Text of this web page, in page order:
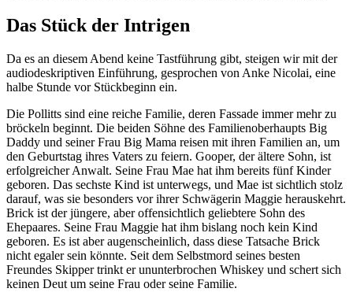
Das Stück der Intrigen
Da es an diesem Abend keine Tastführung gibt, steigen wir mit der
audiodeskriptiven Einführung, gesprochen von Anke Nicolai, eine
halbe Stunde vor Stückbeginn ein.
Die Pollitts sind eine reiche Familie, deren Fassade immer mehr zu
bröckeln beginnt. Die beiden Söhne des Familienoberhaupts Big
Daddy und seiner Frau Big Mama reisen mit ihren Familien an, um
den Geburtstag ihres Vaters zu feiern. Gooper, der ältere Sohn, ist
erfolgreicher Anwalt. Seine Frau Mae hat ihm bereits fünf Kinder
geboren. Das sechste Kind ist unterwegs, und Mae ist sichtlich stolz
darauf, was sie besonders vor ihrer Schwägerin Maggie herauskehrt.
Brick ist der jüngere, aber offensichtlich geliebtere Sohn des
Ehepaares. Seine Frau Maggie hat ihm bislang noch kein Kind
geboren. Es ist aber augenscheinlich, dass diese Tatsache Brick
nicht egaler sein könnte. Seit dem Selbstmord seines besten
Freundes Skipper trinkt er ununterbrochen Whiskey und schert sich
keinen Deut um seine Frau oder seine Familie.